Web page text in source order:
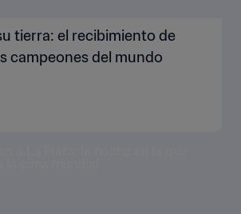
tierra: el recibimiento de
campeones del mundo